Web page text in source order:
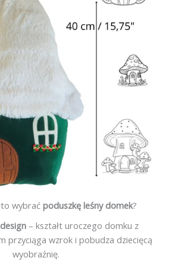
wybraćpoduszkę leśny domek?
– kształt uroczego domku z
przyciąga wzrok i pobudza dziecięcą
wyobraźnię.